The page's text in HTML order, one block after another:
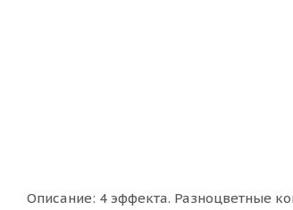
Описание: 4 эффекта. Разноцветные